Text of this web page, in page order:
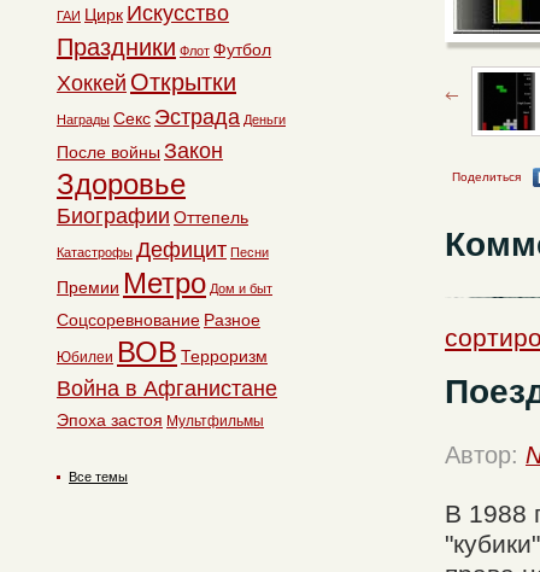
Поделиться
Автор:
В 1988
ГАИ Цирк Искусство
Праздники Флот Футбол
Хоккей Открытки
Награды Секс Эстрада Деньги
После войны Закон
Здоровье
Биографии Оттепель
Катастрофы Дефицит Песни
Премии Метро Дом и быт
Соцсоревнование Разное
Юбилеи ВОВ Терроризм
Война в Афганистане
Эпоха застоя Мультфильмы
Все темы